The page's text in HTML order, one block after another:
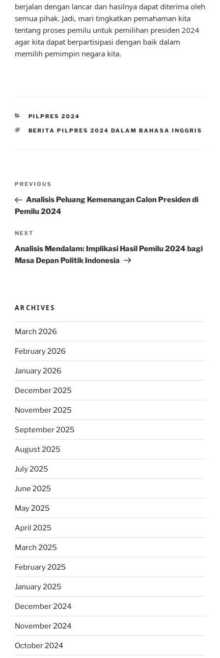
berjalan dengan lancar dan hasilnya dapat diterima oleh
semua pihak. Jadi, mari tingkatkan pemahaman kita
tentang proses pemilu untuk pemilihan presiden 2024
agar kita dapat berpartisipasi dengan baik dalam
memilih pemimpin negara kita.
CATEGORIES
PILPRES 2024
TAGS
BERITA PILPRES 2024 DALAM BAHASA INGGRIS
Previous
Post
PREVIOUS
Analisis Peluang Kemenangan Calon Presiden di
Pemilu 2024
Next
Post
NEXT
Analisis Mendalam: Implikasi Hasil Pemilu 2024 bagi
Masa Depan Politik Indonesia
ARCHIVES
March 2026
February 2026
January 2026
December 2025
November 2025
September 2025
August 2025
July 2025
June 2025
May 2025
April 2025
March 2025
February 2025
January 2025
December 2024
November 2024
October 2024